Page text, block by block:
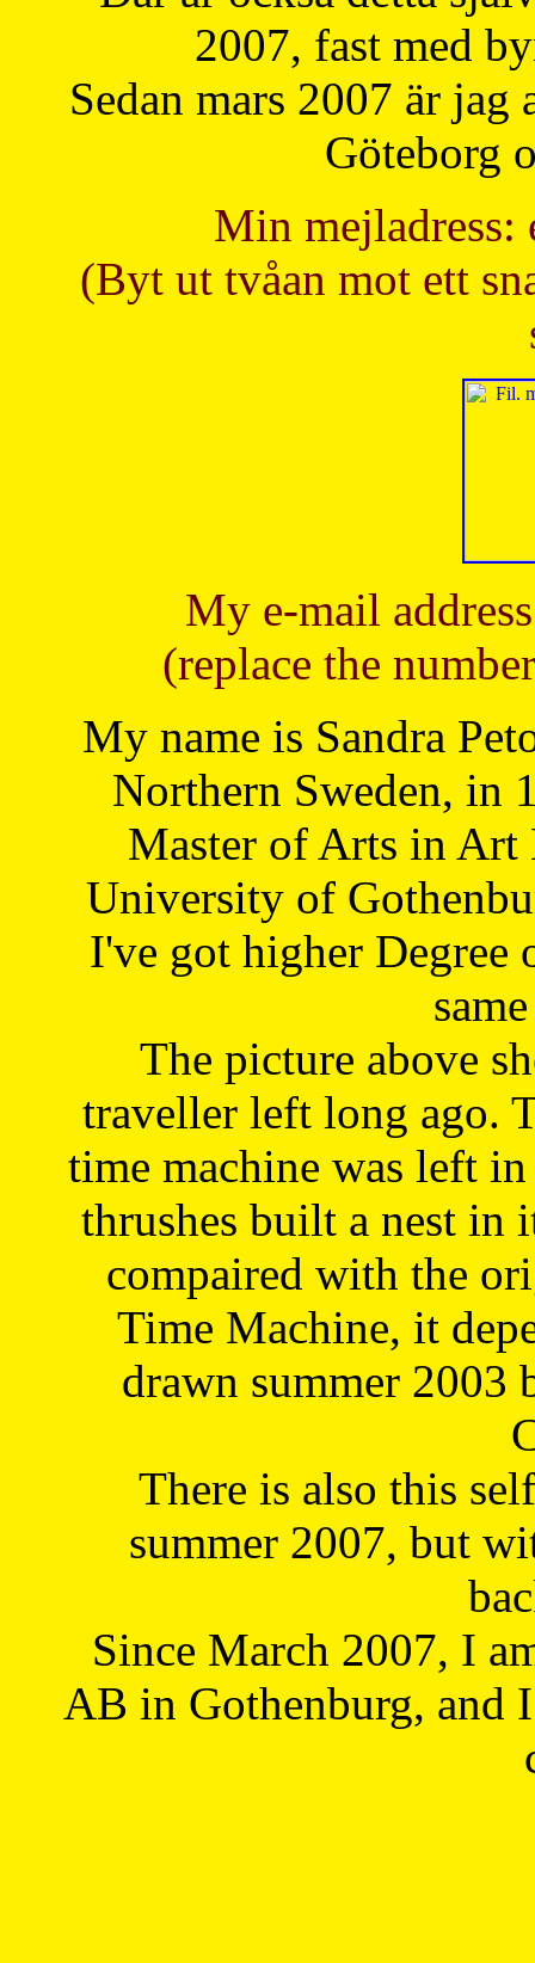
2007, fast med
Sedan mars 2007 är
Göteborg
Min mejladress:
(Byt ut tvåan mot ett
My e-mail
(replace the
My name is Sandra
Northern Sweden, in
Master of Arts in Art
University of
I've got higher Degree
The picture above
traveller left long ago.
time machine was left
thrushes built a nest in
compaired with the
Time Machine, it
drawn summer 2003
There is also this
summer 2007, but
Since March 2007, I
AB in Gothenburg, and